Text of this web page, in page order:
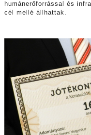
humánerőforrással és
cél mellé állhattak.